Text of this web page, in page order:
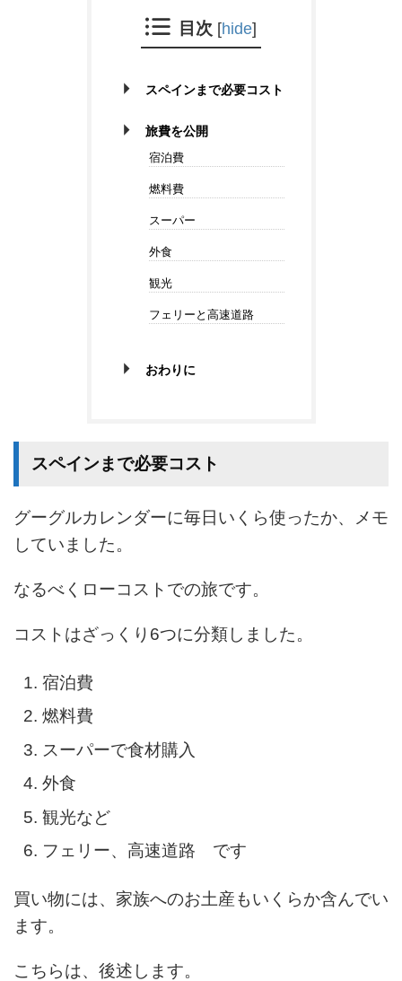
目次 [hide]
スペインまで必要コスト
旅費を公開
宿泊費
燃料費
スーパー
外食
観光
フェリーと高速道路
おわりに
スペインまで必要コスト
グーグルカレンダーに毎日いくら使ったか、メモ
していました。
なるべくローコストでの旅です。
コストはざっくり6つに分類しました。
宿泊費
燃料費
スーパーで食材購入
外食
観光など
フェリー、高速道路 です
買い物には、家族へのお土産もいくらか含んでい
ます。
こちらは、後述します。